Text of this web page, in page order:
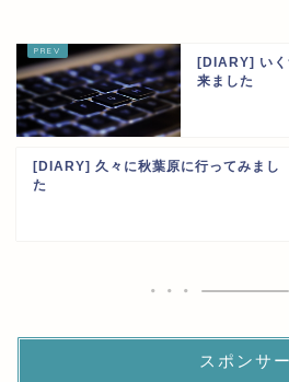
[DIARY] いく
来ました
[DIARY] 久々に秋葉原に行ってみまし
た
スポンサー